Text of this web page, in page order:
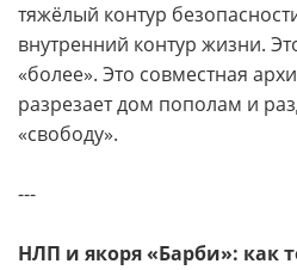
тяжёлый контур
внутренний контур жизни.
«более». Это совместная
разрезает дом пополам и
«свободу».
---
НЛП и якоря «Барби»: как